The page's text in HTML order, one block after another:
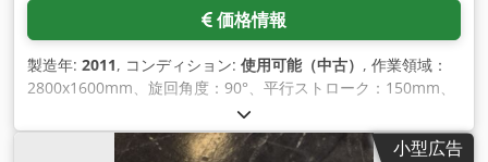
価格情報
製造年: 2011, コンディション: 使用可能（中古） , 作業領域：
2800x1600mm、旋回角度：90°、平行ストローク：150mm、
クランプ力：700kN、接続荷重：50kW、ドキ ュメント付属。
Codpfx Aoh Nm S Hja Tsrf
小型広告